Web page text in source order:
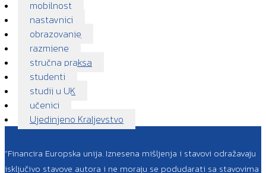
mobilnost
nastavnici
obrazovanje
razmjene
stručna praksa
studenti
studij u UK
učenici
Ujedinjeno Kraljevstvo
“Financira Europska unija. Iznesena mišljenja i stavovi odražavaju
isključivo stavove autora i ne moraju se podudarati sa stavovima